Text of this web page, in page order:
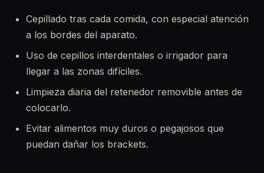
Cepillado tras cada comida, con especial atención
a los bordes del aparato.
Uso de cepillos interdentales o irrigador para
llegar a las zonas difíciles.
Limpieza diaria del retenedor removible antes de
colocarlo.
Evitar alimentos muy duros o pegajosos que
puedan dañar los brackets.